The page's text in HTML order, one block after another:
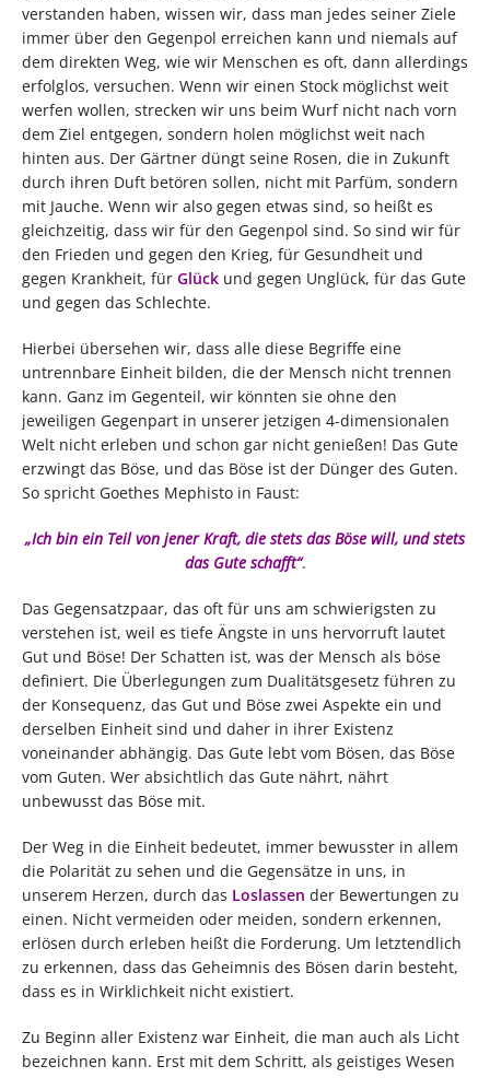
verstanden haben, wissen wir, dass man jedes seiner Ziele
immer über den Gegenpol erreichen kann und niemals auf
dem direkten Weg, wie wir Menschen es oft, dann allerdings
erfolglos, versuchen. Wenn wir einen Stock möglichst weit
werfen wollen, strecken wir uns beim Wurf nicht nach vorn
dem Ziel entgegen, sondern holen möglichst weit nach
hinten aus. Der Gärtner düngt seine Rosen, die in Zukunft
durch ihren Duft betören sollen, nicht mit Parfüm, sondern
mit Jauche. Wenn wir also gegen etwas sind, so heißt es
gleichzeitig, dass wir für den Gegenpol sind. So sind wir für
den Frieden und gegen den Krieg, für Gesundheit und
gegen Krankheit, für Glück und gegen Unglück, für das Gute
und gegen das Schlechte.
Hierbei übersehen wir, dass alle diese Begriffe eine
untrennbare Einheit bilden, die der Mensch nicht trennen
kann. Ganz im Gegenteil, wir könnten sie ohne den
jeweiligen Gegenpart in unserer jetzigen 4-dimensionalen
Welt nicht erleben und schon gar nicht genießen! Das Gute
erzwingt das Böse, und das Böse ist der Dünger des Guten.
So spricht Goethes Mephisto in Faust:
„Ich bin ein Teil von jener Kraft, die stets das Böse will, und stets
das Gute schafft“.
Das Gegensatzpaar, das oft für uns am schwierigsten zu
verstehen ist, weil es tiefe Ängste in uns hervorruft lautet
Gut und Böse! Der Schatten ist, was der Mensch als böse
definiert. Die Überlegungen zum Dualitätsgesetz führen zu
der Konsequenz, das Gut und Böse zwei Aspekte ein und
derselben Einheit sind und daher in ihrer Existenz
voneinander abhängig. Das Gute lebt vom Bösen, das Böse
vom Guten. Wer absichtlich das Gute nährt, nährt
unbewusst das Böse mit.
Der Weg in die Einheit bedeutet, immer bewusster in allem
die Polarität zu sehen und die Gegensätze in uns, in
unserem Herzen, durch das Loslassen der Bewertungen zu
einen. Nicht vermeiden oder meiden, sondern erkennen,
erlösen durch erleben heißt die Forderung. Um letztendlich
zu erkennen, dass das Geheimnis des Bösen darin besteht,
dass es in Wirklichkeit nicht existiert.
Zu Beginn aller Existenz war Einheit, die man auch als Licht
bezeichnen kann. Erst mit dem Schritt, als geistiges Wesen